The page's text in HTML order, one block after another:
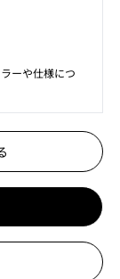
ーや仕様につ